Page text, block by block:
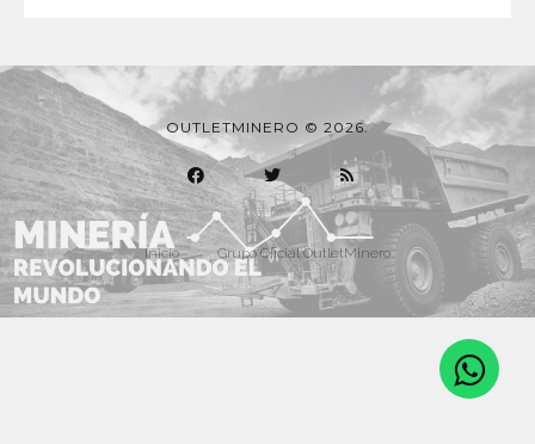
OUTLETMINERO © 2026.
Inicio Grupo Oficial OutletMinero